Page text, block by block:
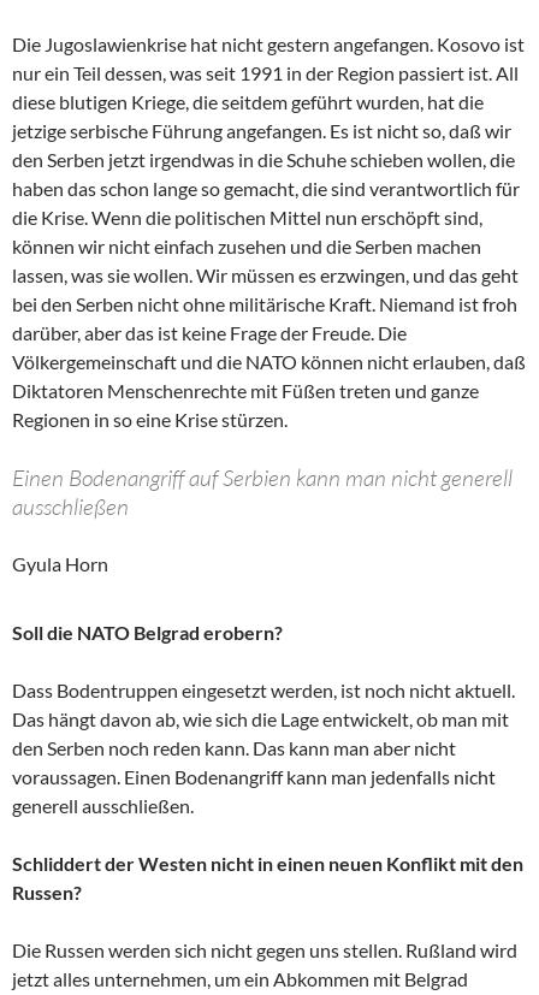
Die Jugoslawienkrise hat nicht gestern angefangen. Kosovo ist
nur ein Teil dessen, was seit 1991 in der Region passiert ist. All
diese blutigen Kriege, die seitdem geführt wurden, hat die
jetzige serbische Führung angefangen. Es ist nicht so, daß wir
den Serben jetzt irgendwas in die Schuhe schieben wollen, die
haben das schon lange so gemacht, die sind verantwortlich für
die Krise. Wenn die politischen Mittel nun erschöpft sind,
können wir nicht einfach zusehen und die Serben machen
lassen, was sie wollen. Wir müssen es erzwingen, und das geht
bei den Serben nicht ohne militärische Kraft. Niemand ist froh
darüber, aber das ist keine Frage der Freude. Die
Völkergemeinschaft und die NATO können nicht erlauben, daß
Diktatoren Menschenrechte mit Füßen treten und ganze
Regionen in so eine Krise stürzen.
Einen Bodenangriff auf Serbien kann man nicht generell
ausschließen
Gyula Horn
Soll die NATO Belgrad erobern?
Dass Bodentruppen eingesetzt werden, ist noch nicht aktuell.
Das hängt davon ab, wie sich die Lage entwickelt, ob man mit
den Serben noch reden kann. Das kann man aber nicht
voraussagen. Einen Bodenangriff kann man jedenfalls nicht
generell ausschließen.
Schliddert der Westen nicht in einen neuen Konflikt mit den
Russen?
Die Russen werden sich nicht gegen uns stellen. Rußland wird
jetzt alles unternehmen, um ein Abkommen mit Belgrad